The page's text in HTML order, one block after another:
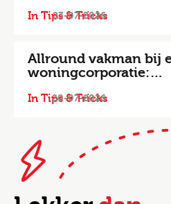
In Tips & Tricks
23-07-2026
Allround vakman bij
woningcorporatie:…
In Tips & Tricks
20-07-2026